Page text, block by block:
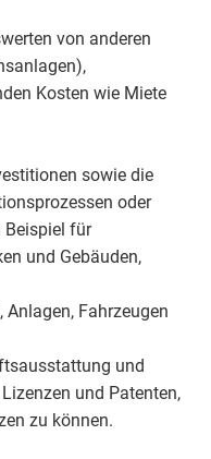
von anderen
Kosten wie Miete
sowie die
oder
Beispiel für
und Gebäuden,
Fahrzeugen
und
und Patenten,
zu können.